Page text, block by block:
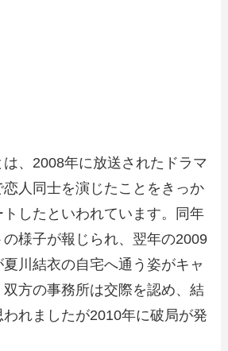
、2008年に放送されたドラマ
恋人同士を演じたことをきっか
したといわれています。同年
様子が報じられ、翌年の2009
川結衣の自宅へ通う姿がキャ
双方の事務所は交際を認め、結
れましたが2010年に破局が発